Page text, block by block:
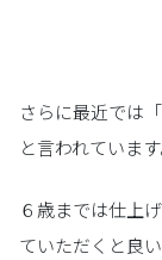
さらに最近では
と言われています
６歳までは仕上
ていただくと良